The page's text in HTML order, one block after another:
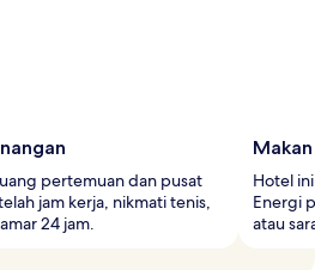
pertemuan dan pusat
jam kerja, nikmati tenis,
24 jam.
Hotel
Energi
atau